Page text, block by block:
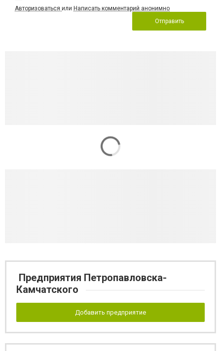
Авторизоваться или Написать комментарий анонимно
Отправить
Предприятия Петропавловска-
Камчатского
Добавить предприятие